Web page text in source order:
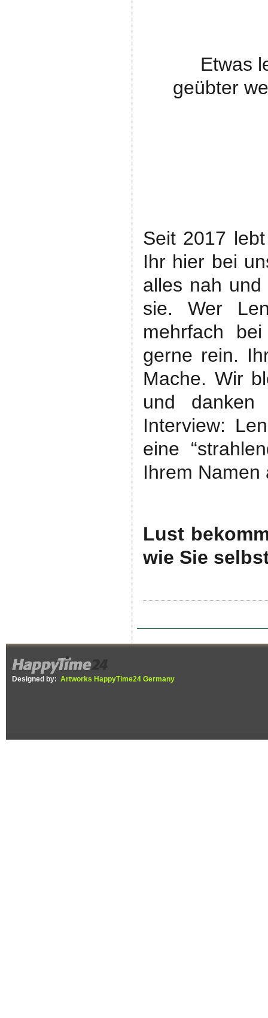
Etwas
geübter
Seit 2017
Ihr hier bei
alles nah
sie. Wer
mehrfach
gerne rein.
Mache. Wir
und danken
Interview:
eine
Ihrem Namen
Lust
wie Sie
Designed by: Artworks HappyTime24 Germany